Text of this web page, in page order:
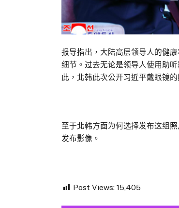
报导指出，大陆高层领导人的健
细节。过去无论是领导人使用助
此，北韩此次公开习近平戴眼镜
至于北韩方面为何选择发布这组
发布影像。
Post Views: 15,405